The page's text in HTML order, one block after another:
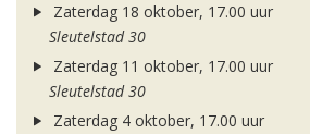
Zaterdag 18 oktober, 17.00 uur
Sleutelstad 30
Zaterdag 11 oktober, 17.00 uur
Sleutelstad 30
Zaterdag 4 oktober, 17.00 uur